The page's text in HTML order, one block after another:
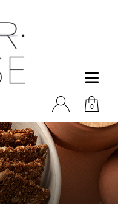
0